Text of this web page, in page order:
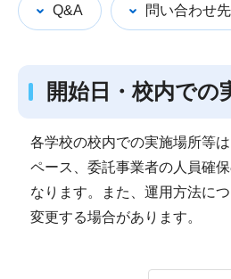
Q&A 問い合わせ先
開始日・校内での
各学校の校内での実施場所等
ペース、委託事業者の人員確
なります。また、運用方法に
変更する場合があります。